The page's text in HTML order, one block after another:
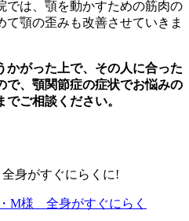
では、顎を動かすための筋肉の
て顎の歪みも改善させていきま
かがった上で、その人に合った
で、顎関節症の症状でお悩みの
ご相談ください。
がすぐにらくに!